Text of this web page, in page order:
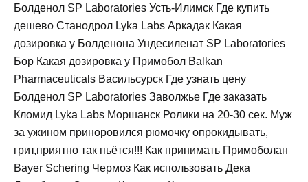
Болденол SP Laboratories Усть-Илимск Где купить
дешево Станодрол Lyka Labs Аркадак Какая
дозировка у Болденона Ундесиленат SP Laboratories
Бор Какая дозировка у Примобол Balkan
Pharmaceuticals Васильсурск Где узнать цену
Болденол SP Laboratories Заволжье Где заказать
Кломид Lyka Labs Моршанск Ролики на 20-30 сек. Муж
за ужином приноровился рюмочку опрокидывать,
грит,приятно так пьётся!!! Как принимать Примоболан
Bayer Schering Чермоз Как использовать Дека